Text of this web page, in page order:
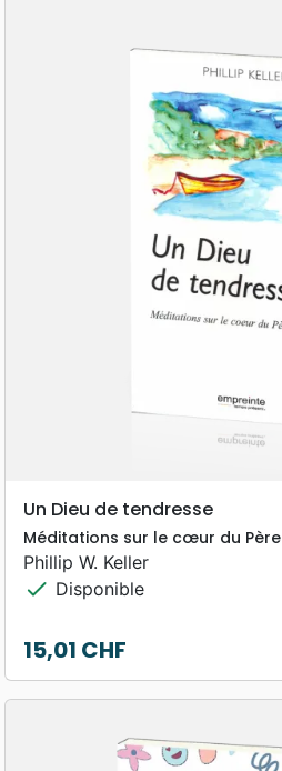
Un Dieu de tendresse
Méditations sur le cœur du Père
Phillip W. Keller
check Disponible
Prix
15,01 CHF